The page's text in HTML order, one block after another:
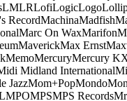
LMLRLofiLogicLogo
RecordMachinaMadfish
Marc On WaxMarifon
MaverickMax Ernst
MemoMercuryMercury
Midland International
JazzMom+PopMondo
MPOMPSMPS Records